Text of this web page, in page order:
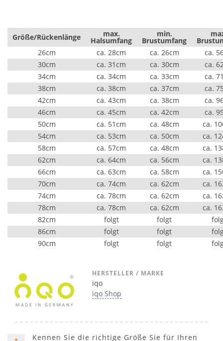
Größe/Rückenlänge max.
Halsumfang
min.
Brustumfang
26cm
ca. 28cm ca. 26cm
ca.
30cm
ca. 31cm ca. 30cm
ca.
34cm
ca. 34cm ca. 33cm
ca.
38cm
ca. 38cm ca. 37cm
ca.
42cm
ca. 43cm ca. 38cm
ca.
46cm
ca. 45cm ca. 42cm
ca.
50cm
ca. 51cm ca. 48cm
ca.
54cm
ca. 53cm ca. 50cm
ca.
58cm
ca. 57cm ca. 48cm
ca.
62cm
ca. 64cm ca. 56cm
ca.
66cm
ca. 63cm ca. 58cm
ca.
70cm
ca. 74cm ca. 62cm
ca.
74cm
ca. 78cm ca. 62cm
ca.
78cm
ca. 78cm ca. 62cm
ca.
82cm
folgt folgt
86cm
folgt folgt
90cm
folgt folgt
HERSTELLER / MARKE
iqo
iqo Shop
Kennen Sie die richtige Größe Sie für Ihren